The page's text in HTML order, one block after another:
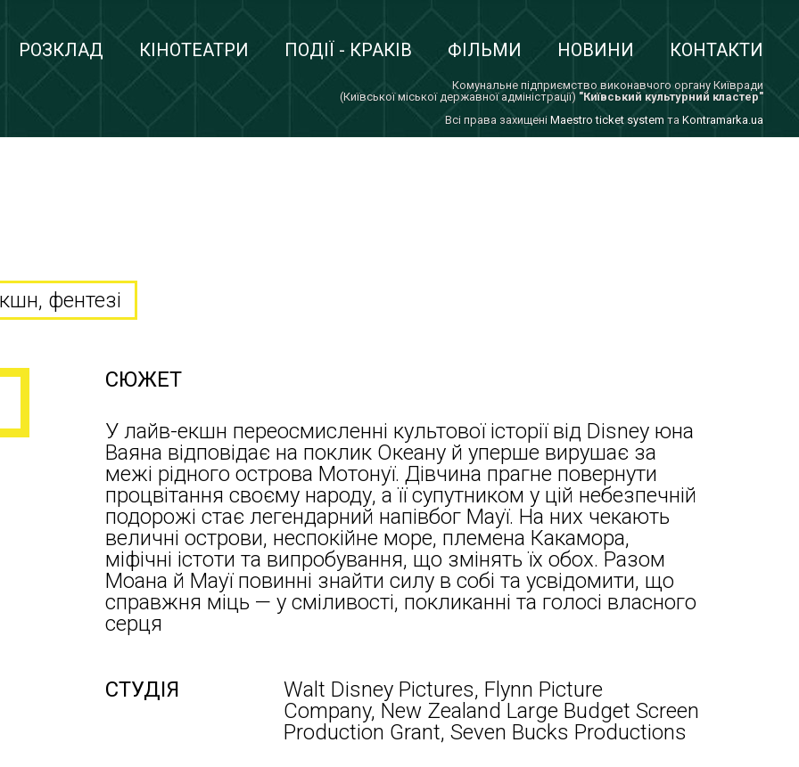
РОЗКЛАД КІНОТЕАТРИ ПОДІЇ - КРАКІВ ФІЛЬМИ НОВИНИ КОНТАКТИ
Комунальне підприємство виконавчого органу Київради
(Київської міської державної адміністрації) "Київський культурний кластер"
Всi права захищенi Maestro ticket system та Kontramarka.ua
фентезі
СЮЖЕТ
У лайв-екшн переосмисленні культової історії від Disney юна
Ваяна відповідає на поклик Океану й уперше вирушає за
межі рідного острова Мотонуї. Дівчина прагне повернути
процвітання своєму народу, а її супутником у цій небезпечній
подорожі стає легендарний напівбог Мауї. На них чекають
величні острови, неспокійне море, племена Какамора,
міфічні істоти та випробування, що змінять їх обох. Разом
Моана й Мауї повинні знайти силу в собі та усвідомити, що
справжня міць — у сміливості, покликанні та голосі власного
серця
СТУДІЯ
Walt Disney Pictures, Flynn Picture
Company, New Zealand Large Budget Screen
Production Grant, Seven Bucks Productions